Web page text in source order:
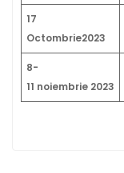
17
Octombrie2023
8-
11 noiembrie 2023